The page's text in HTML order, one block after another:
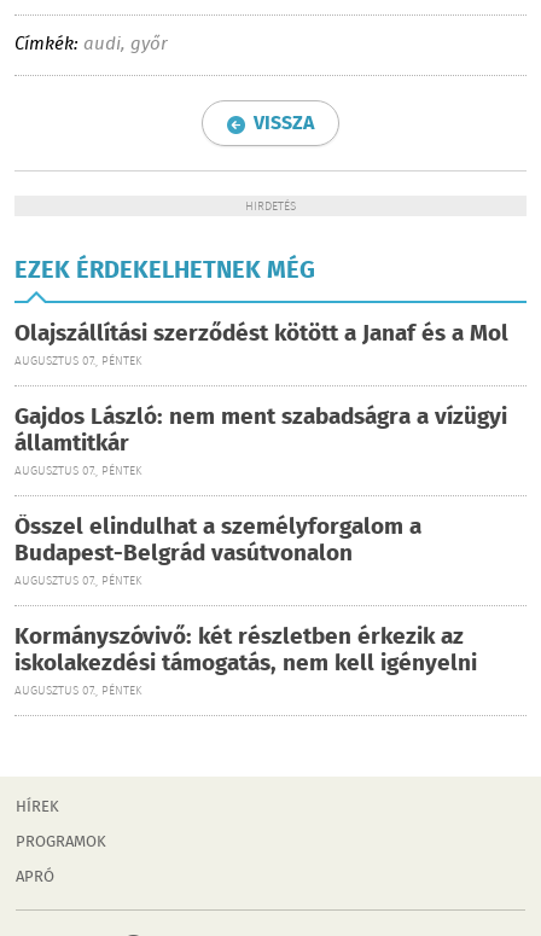
Címkék: audi, győr
VISSZA
HIRDETÉS
EZEK ÉRDEKELHETNEK MÉG
Olajszállítási szerződést kötött a Janaf és a Mol
AUGUSZTUS 07., PÉNTEK
Gajdos László: nem ment szabadságra a vízügyi
államtitkár
AUGUSZTUS 07., PÉNTEK
Ősszel elindulhat a személyforgalom a
Budapest-Belgrád vasútvonalon
AUGUSZTUS 07., PÉNTEK
Kormányszóvivő: két részletben érkezik az
iskolakezdési támogatás, nem kell igényelni
AUGUSZTUS 07., PÉNTEK
HÍREK
PROGRAMOK
APRÓ